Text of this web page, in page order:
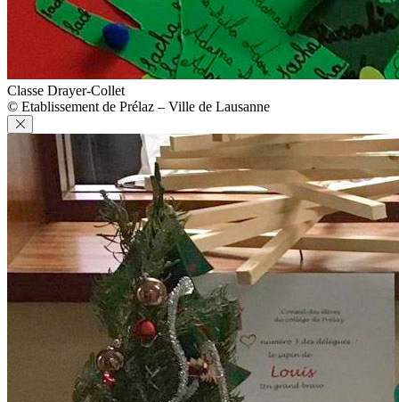
Classe Drayer-Collet
© Etablissement de Prélaz – Ville de Lausanne